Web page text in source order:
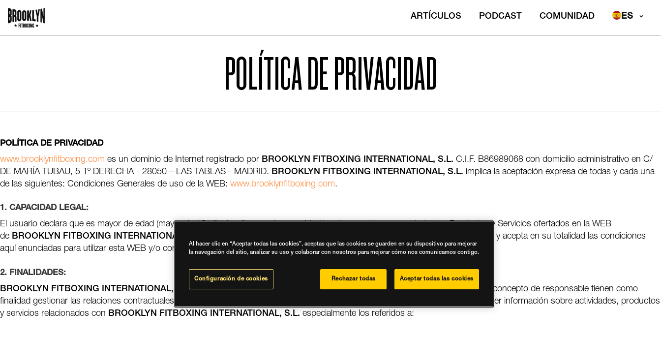
Pasar
al
Main
ARTÍCULOS PODCAST COMUNIDAD
POLÍTICA DE PRIVACIDAD
POLÍTICA DE PRIVACIDAD
www.brooklynfitboxing.com es un dominio de Internet registrado por BROOKLYN FITBOXING INTERNATIONAL, S.L. C.I.F. B86989068 con domicilio administrativo en C/
DE MARÍA TUBAU, 5 1º DERECHA - 28050 – LAS TABLAS - MADRID. BROOKLYN FITBOXING INTERNATIONAL, S.L. implica la aceptación expresa de todas y cada una
de las siguientes: Condiciones Generales de uso de la WEB: www.brooklynfitboxing.com.
1. CAPACIDAD LEGAL:
El usuario declara que es mayor de edad (mayor de 18 años) y dispone de capacidad legal necesaria para contratar los Productos y Servicios ofertados en la WEB
de BROOKLYN FITBOXING INTERNATIONAL, S.L.
manifestando asimismo que acepta la vinculación a este acuerdo y entiende, y acepta en su totalidad las condiciones
aquí enunciadas para utilizar esta WEB y/o contratar los Productos y Servicios ofertados.
2. FINALIDADES:
BROOKLYN FITBOXING INTERNATIONAL, S.L.le informa de que los datos de carácter personal cuyo tratamiento se realiza en concepto de responsable tienen como
finalidad gestionar las relaciones contractuales de las que es parte, así como ofrecer a las personas y entidades interesadas cualquier información sobre actividades, productos
y servicios relacionados con BROOKLYN FITBOXING INTERNATIONAL, S.L. especialmente los referidos a:
Al hacer clic en “Aceptar todas las cookies”, aceptas que las cookies se guarden en su dispositivo para mejorar
la navegación del sitio, analizar su uso y colaborar con nosotros para mejorar cómo nos comunicamos contigo.
Rechazar todas Aceptar todas las cookies
Configuración de cookies